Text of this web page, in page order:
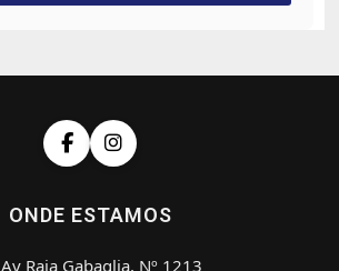
ONDE ESTAMOS
Av Raja Gabaglia, Nº 1213